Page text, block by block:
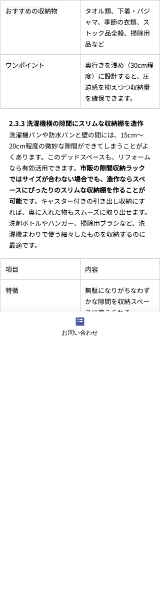
おすすめの収納物
タオル類、下着・パジ
ャマ、季節の衣類、ス
トック品全般、掃除用
品など
ワンポイント
奥行きを浅め（30cm程
度）に設計すると、圧
迫感を抑えつつ収納量
を確保できます。
2.3.3 洗濯機横の隙間にスリムな収納棚を造作
洗濯機パンや防水パンと壁の間には、15cm〜
20cm程度の微妙な隙間ができてしまうことがよ
くあります。このデッドスペースも、リフォーム
なら有効活用できます。 市販の隙間収納ラック
ではサイズが合わない場合でも、造作ならスペ
ースにぴったりのスリムな収納棚を作ることが
可能です。キャスター付きの引き出し収納にす
れば、奥に入れた物もスムーズに取り出せます。
洗剤ボトルやハンガー、掃除用ブラシなど、洗
濯機まわりで使う細々したものを収納するのに
最適です。
項目 内容
特徴
無駄になりがちなわず
かな隙間を収納スペー
スに変えられる。
洗剤ボトル、ハンガ
お問い合わせ